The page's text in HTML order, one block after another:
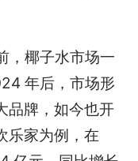
，椰子水市场一
年后，市场形
品牌，如今也开
乐家为例，在